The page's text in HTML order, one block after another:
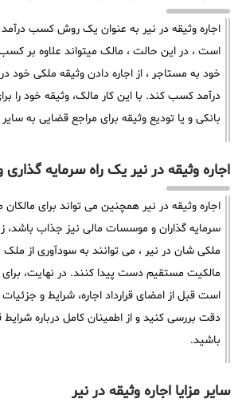
اجاره وثیقه در نیر به عنوان یک روش کسب
است ، در این حالت ، مالک میتواند علاوه بر
خود به مستاجر ، از اجاره دادن وثیقه ملکی خود در
درآمد کسب کند. با این کار مالک، وثیقه خود را
بانکی و یا تودیع وثیقه برای مراجع قضایی به سایر
اجاره وثیقه در نیر یک راه سرمایه
اجاره وثیقه در نیر همچنین می تواند برای مالکان
سرمایه گذاران و موسسات مالی نیز جذاب باشد،
ملکی شان در نیر ، می توانند به سودآوری از ملک
مالکیت مستقیم دست پیدا کنند. در نهایت، برای
است قبل از امضای قرارداد اجاره، شرایط و جزئیات
دقت بررسی کنید و از اطمینان کامل درباره شرایط
باشید.
سایر مزایا اجاره وثیقه در نیر